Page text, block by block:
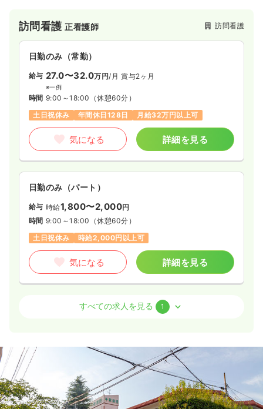
訪問看護正看護師 訪問看護
日勤のみ（常勤）
給与 27.0〜32.0万円/月 賞与2ヶ月
※一例
時間 9:00～18:00 （休憩60分）
土日祝休み
年間休日128日 月給32万円以上可
気になる 詳細を見る
日勤のみ（パート）
給与 時給1,800〜2,000円
時間 9:00～18:00 （休憩60分）
土日祝休み
時給2,000円以上可
気になる 詳細を見る
正看護師 / 管理職
給与 /年
9:00～18:00
（休憩60分）
土日祝休み
年間休日128日 月給40万円以上可
すべての求人を見る 1